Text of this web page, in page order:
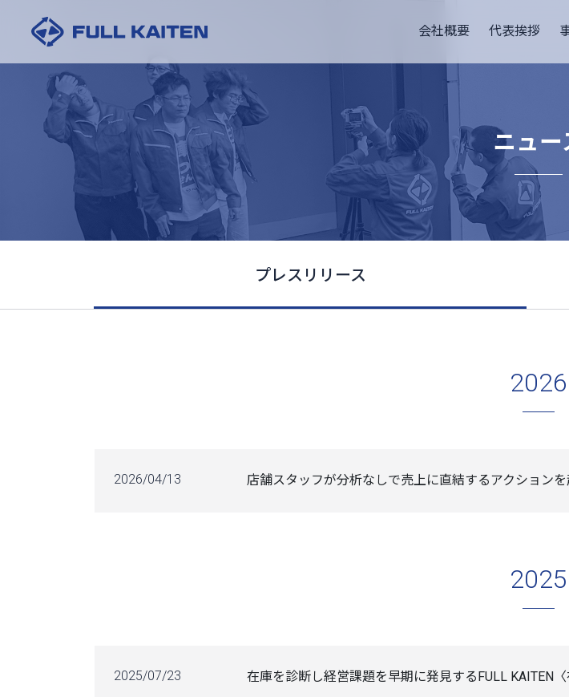
会社概要 代表挨拶
ニュー
プレスリリース
2026
2026/04/13 店舗スタッフが分析なしで売上に直結するアクション
2025
2025/07/23 在庫を診断し経営課題を早期に発見するFULL KAITEN